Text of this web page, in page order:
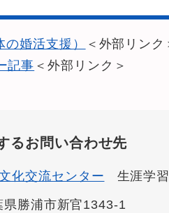
婚活支援）
＜外部リンク
記事 ＜外部リンク＞
るお問い合わせ先
化交流センター 生涯学
県勝浦市新官1343-1